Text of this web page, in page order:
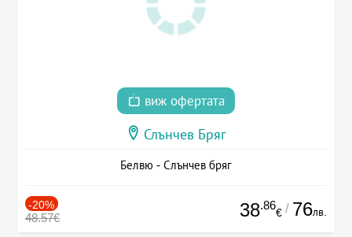
виж офертата
Слънчев Бряг
Белвю - Слънчев бряг
-20%
48.57€ 38.86
€ / 76лв.